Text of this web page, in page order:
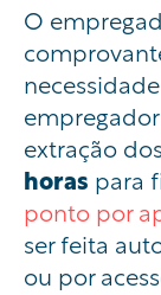
O
extração
horas para
ponto por
ser feita
ou por